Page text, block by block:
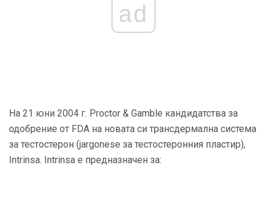
ad
На 21 юни 2004 г. Proctor & Gamble кандидатства за
одобрение от FDA на новата си трансдермална система
за тестостерон (jargonese за тестостеронния пластир),
Intrinsa. Intrinsa е предназначен за: